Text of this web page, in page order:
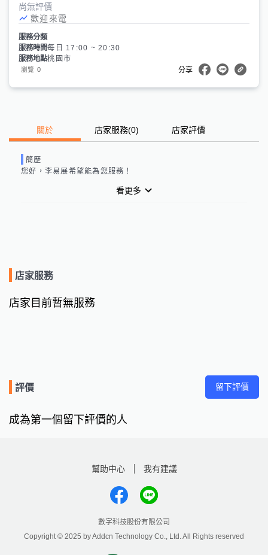
尚無評價
歡迎來電
服務分類
服務時間每日 17:00 ~ 20:30
服務地點桃園市
瀏覽 0 分享
關於 店家服務(0) 店家評價
簡歷
您好， 李易展希望能為您服務！
看更多
店家服務
店家目前暫無服務
評價 留下評價
成為第一個留下評價的人
幫助中心 我有建議
數字科技股份有限公司
Copyright © 2025 by Addcn Technology Co., Ltd. All Rights reserved